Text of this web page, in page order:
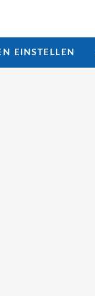
EINSTELLEN